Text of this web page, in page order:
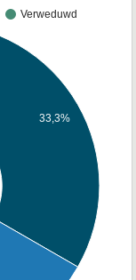
Verweduwd
33,3%